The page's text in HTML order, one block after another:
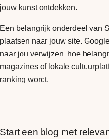
jouw kunst ontdekken.
Een belangrijk onderdeel van
plaatsen naar jouw site.
naar jou verwijzen, hoe
magazines of lokale
ranking wordt.
Start een blog met